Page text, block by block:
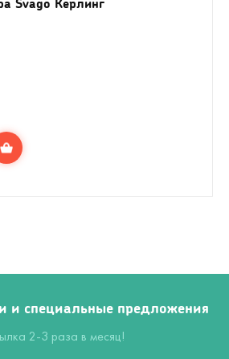
и специальные предложения
2-3 раза в месяц!